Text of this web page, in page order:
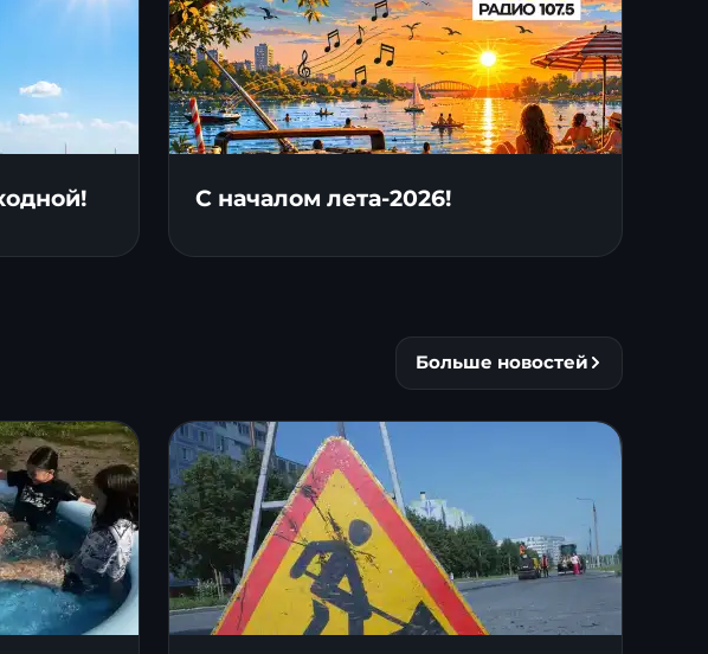
С началом лета-2026!
Больше новостей